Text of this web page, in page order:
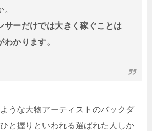
サーだけでは大きく稼ぐことは
かります。
うな大物アーティストのバックダ
と握りといわれる選ばれた人しか